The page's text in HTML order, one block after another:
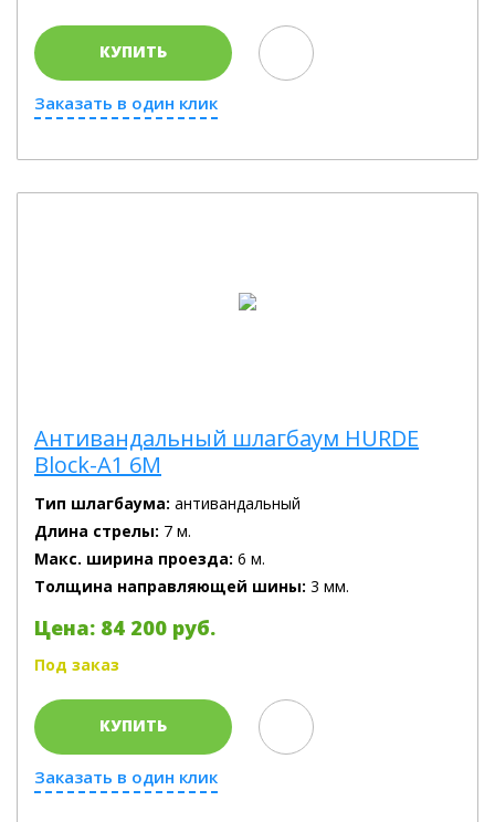
КУПИТЬ
Заказать в один клик
Антивандальный шлагбаум HURDE
Block-A1 6M
Тип шлагбаума: антивандальный
Длина стрелы: 7 м.
Макс. ширина проезда: 6 м.
Толщина направляющей шины: 3 мм.
Цена: 84 200 руб.
Под заказ
КУПИТЬ
Заказать в один клик